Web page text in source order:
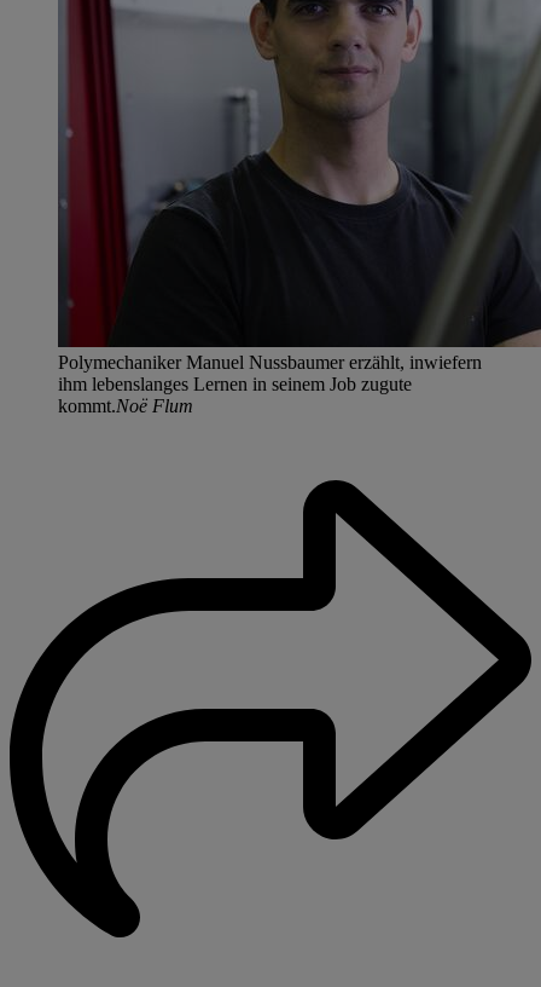
Polymechaniker Manuel Nussbaumer erzählt, inwiefern
ihm lebenslanges Lernen in seinem Job zugute
kommt.Noë Flum